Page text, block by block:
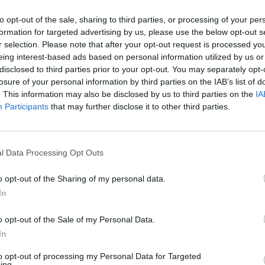
opt-out of the sale, sharing to third parties, or processing of your
for targeted advertising by us, please use the below opt-out
selection. Please note that after your opt-out request is processed
interest-based ads based on personal information utilized by us
to third parties prior to your opt-out. You may separately
of your personal information by third parties on the IAB’s list of
This information may also be disclosed by us to third parties on the
Participants that may further disclose it to other third parties.
Data Processing Opt Outs
opt-out of the Sharing of my personal data.
opt-out of the Sale of my Personal Data.
opt-out of processing my Personal Data for Targeted
ισχυρή δύναμη της ΠΟΥ, οι άνδρες της
τις φλόγες που έκαιγαν σε
κατάσβεσης συνέδραμαν υπάλληλοι της
του δήμο με υδροφόρα οχήματα, ενώ
Γλυκά Νερά, την Παλλήνη και τη Νέα Μάκρη.
μεγάλη κινητοποίηση η φωτιά τέθηκε
λάβει διαστάσεις.
Χρήστος Αηδόνης, που ενημερώθηκε